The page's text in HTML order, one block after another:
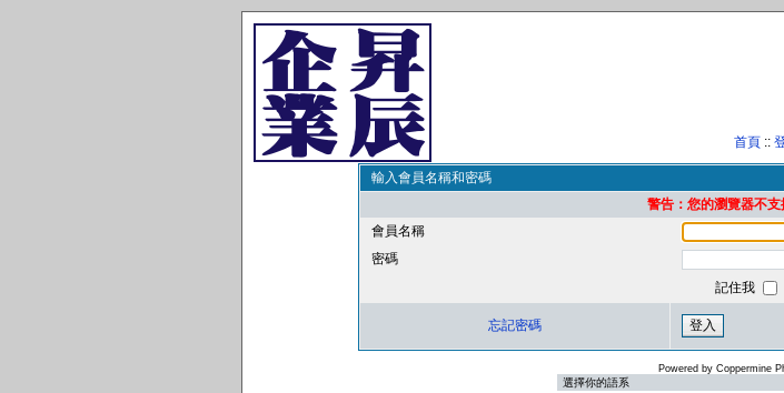
首頁 ::
輸入會員名稱和密碼
警告：您的瀏覽器不
會員名稱
密碼
記住我
忘記密碼
Powered by Coppermine